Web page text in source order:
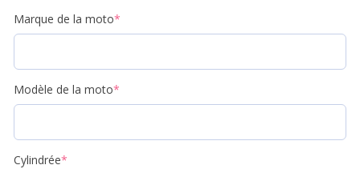
Marque de la moto*
Modèle de la moto*
Cylindrée*